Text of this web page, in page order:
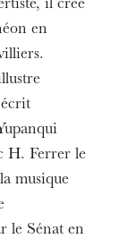
il crée
en
H. Ferrer le
musique
le Sénat en